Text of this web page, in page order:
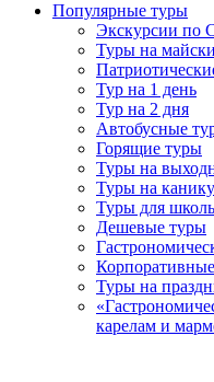
Популярные туры
Экскурсии по
Туры на
Тур на 1 день
Тур на 2 дня
Автобусные
Горящие туры
Туры на
Туры на
Туры для
Дешевые туры
Туры на
карелам и